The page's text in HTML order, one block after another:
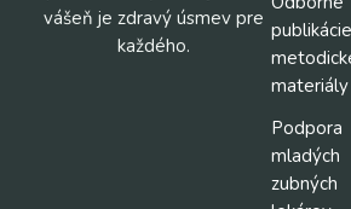
vášeň je zdravý úsmev pre
každého.
materiály
Podpora
mladých
zubných